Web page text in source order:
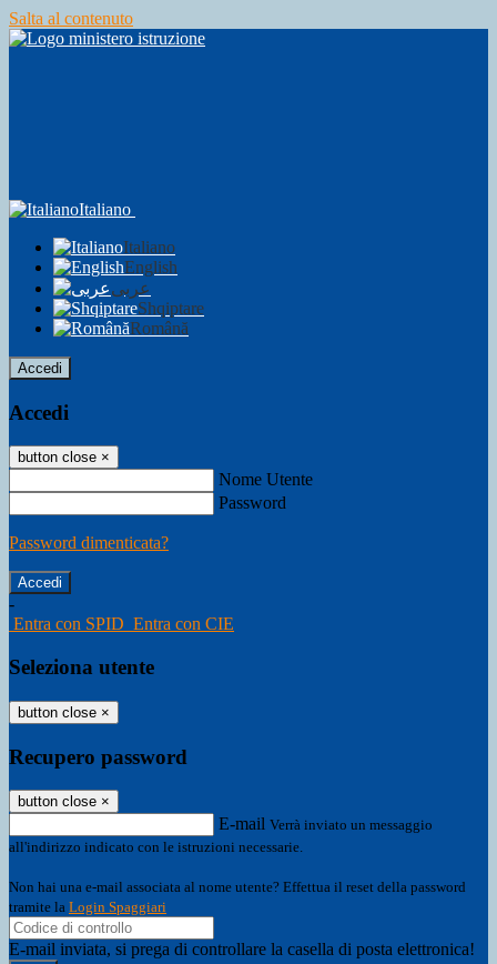
Salta al contenuto
Italiano
Italiano
English
عربى
Shqiptare
Română
Accedi
Accedi
button close ×
Nome Utente
Password
Password dimenticata?
-
Entra con SPID Entra con CIE
Seleziona utente
button close ×
Recupero password
button close ×
E-mail Verrà inviato un messaggio
all'indirizzo indicato con le istruzioni necessarie.
Non hai una e-mail associata al nome utente? Effettua il reset della password
tramite la Login Spaggiari
E-mail inviata, si prega di controllare la casella di posta elettronica!